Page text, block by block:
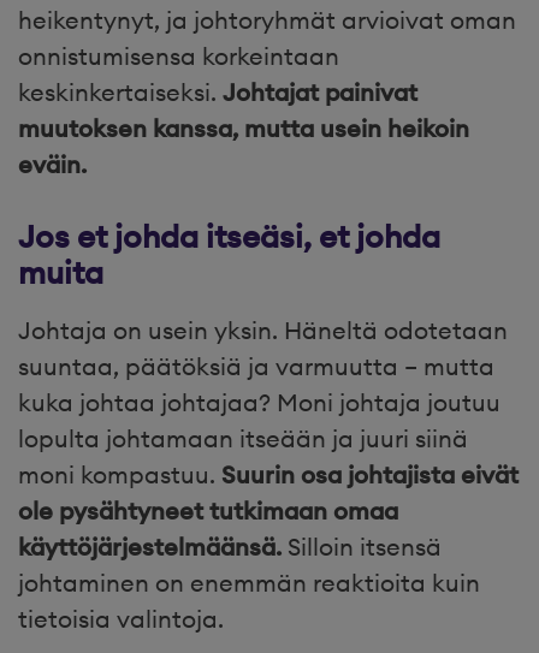
heikentynyt, ja johtoryhmät arvioivat oman
onnistumisensa korkeintaan
keskinkertaiseksi. Johtajat painivat
muutoksen kanssa, mutta usein heikoin
eväin.
Jos et johda itseäsi, et johda
muita
Johtaja on usein yksin. Häneltä odotetaan
suuntaa, päätöksiä ja varmuutta – mutta
kuka johtaa johtajaa? Moni johtaja joutuu
lopulta johtamaan itseään ja juuri siinä
moni kompastuu. Suurin osa johtajista eivät
ole pysähtyneet tutkimaan omaa
käyttöjärjestelmäänsä. Silloin itsensä
johtaminen on enemmän reaktioita kuin
tietoisia valintoja.